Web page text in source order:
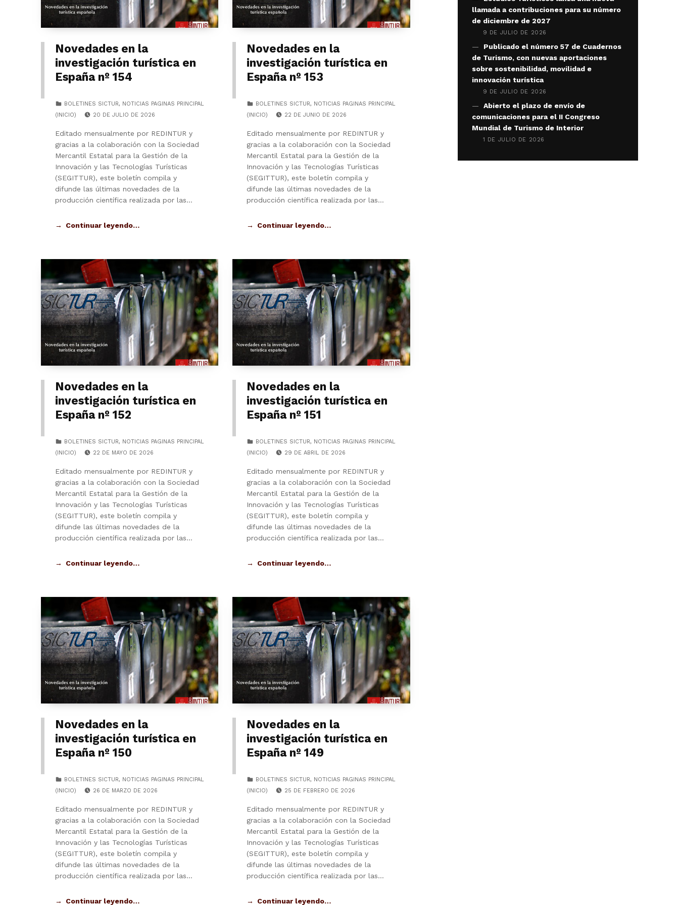
Novedades en la
investigación turística en
España nº 154
BOLETINES SICTUR, NOTICIAS PAGINAS PRINCIPAL
(INICIO)
20 DE JULIO DE 2026
Editado mensualmente por REDINTUR y
gracias a la colaboración con la Sociedad
Mercantil Estatal para la Gestión de la
Innovación y las Tecnologías Turísticas
(SEGITTUR), este boletín compila y
difunde las últimas novedades de la
producción científica realizada por las…
Continuar leyendo…
Novedades en la
investigación turística en
España nº 153
BOLETINES SICTUR, NOTICIAS PAGINAS PRINCIPAL
(INICIO)
22 DE JUNIO DE 2026
Editado mensualmente por REDINTUR y
gracias a la colaboración con la Sociedad
Mercantil Estatal para la Gestión de la
Innovación y las Tecnologías Turísticas
(SEGITTUR), este boletín compila y
difunde las últimas novedades de la
producción científica realizada por las…
Continuar leyendo…
Novedades en la
investigación turística en
España nº 152
BOLETINES SICTUR, NOTICIAS PAGINAS PRINCIPAL
(INICIO)
22 DE MAYO DE 2026
Editado mensualmente por REDINTUR y
gracias a la colaboración con la Sociedad
Mercantil Estatal para la Gestión de la
Innovación y las Tecnologías Turísticas
(SEGITTUR), este boletín compila y
difunde las últimas novedades de la
producción científica realizada por las…
Continuar leyendo…
Novedades en la
investigación turística en
España nº 151
BOLETINES SICTUR, NOTICIAS PAGINAS PRINCIPAL
(INICIO)
29 DE ABRIL DE 2026
Editado mensualmente por REDINTUR y
gracias a la colaboración con la Sociedad
Mercantil Estatal para la Gestión de la
Innovación y las Tecnologías Turísticas
(SEGITTUR), este boletín compila y
difunde las últimas novedades de la
producción científica realizada por las…
Continuar leyendo…
Novedades en la
investigación turística en
España nº 150
BOLETINES SICTUR, NOTICIAS PAGINAS PRINCIPAL
(INICIO)
26 DE MARZO DE 2026
Editado mensualmente por REDINTUR y
gracias a la colaboración con la Sociedad
Mercantil Estatal para la Gestión de la
Innovación y las Tecnologías Turísticas
(SEGITTUR), este boletín compila y
difunde las últimas novedades de la
producción científica realizada por las…
Continuar leyendo…
Novedades en la
investigación turística en
España nº 149
BOLETINES SICTUR, NOTICIAS PAGINAS PRINCIPAL
(INICIO)
25 DE FEBRERO DE 2026
Editado mensualmente por REDINTUR y
gracias a la colaboración con la Sociedad
Mercantil Estatal para la Gestión de la
Innovación y las Tecnologías Turísticas
(SEGITTUR), este boletín compila y
difunde las últimas novedades de la
producción científica realizada por las…
Continuar leyendo…
llamada a contribuciones para su número
de diciembre de 2027
9 DE JULIO DE 2026
Publicado el número 57 de Cuadernos
de Turismo, con nuevas aportaciones
sobre sostenibilidad, movilidad e
innovación turística
9 DE JULIO DE 2026
Abierto el plazo de envío de
comunicaciones para el II Congreso
Mundial de Turismo de Interior
1 DE JULIO DE 2026